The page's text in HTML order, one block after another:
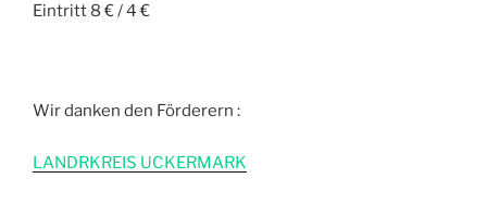
Eintritt 8 € / 4 €
Wir danken den Förderern :
LANDRKREIS UCKERMARK